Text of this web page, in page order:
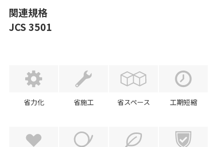
関連規格
JCS 3501
省力化 省施工 省スペース 工期短縮